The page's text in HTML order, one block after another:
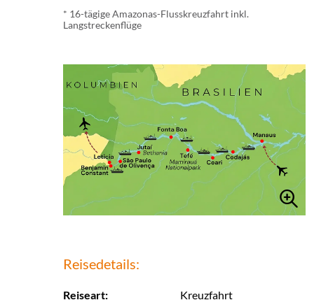
* 16-tägige Amazonas-Flusskreuzfahrt inkl.
Langstreckenflüge
Reisedetails:
Reiseart:
Kreuzfahrt